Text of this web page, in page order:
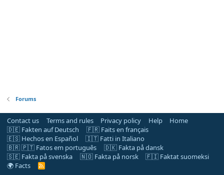
Forums
Contact us Terms and rules Privacy policy Help
Home
🇩🇪 Fakten auf Deutsch
🇫🇷 Faits en français
🇪🇸 Hechos en Español
🇮🇹 Fatti in Italiano
🇧🇷 🇵🇹 Fatos em português
🇩🇰 Fakta på dansk
🇸🇪 Fakta på svenska
🇳🇴 Fakta på norsk
🇫🇮 Faktat suomeksi
🌍 Facts
R